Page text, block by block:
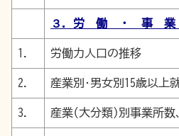
３．労 働 ・ 事
1. 労働力人口の推移
2. 産業別･男女別15歳以上
3. 産業(大分類)別事業所数